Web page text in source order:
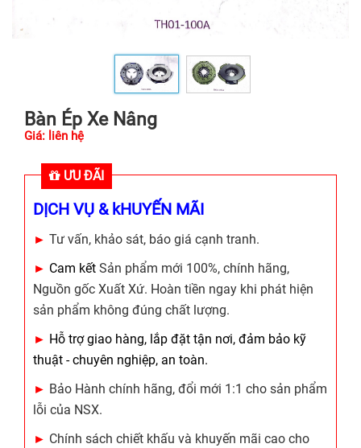
Bàn Ép Xe Nâng
Giá: liên hệ
ƯU ĐÃI
DỊCH VỤ & kHUYẾN MÃI
► Tư vấn, khảo sát, báo giá cạnh tranh.
► Cam kết Sản phẩm mới 100%, chính hãng,
Nguồn gốc Xuất Xứ. Hoàn tiền ngay khi phát hiện
sản phẩm không đúng chất lượng.
► Hỗ trợ giao hàng, lắp đặt tận nơi, đảm bảo kỹ
thuật - chuyên nghiệp, an toàn.
► Bảo Hành chính hãng, đổi mới 1:1 cho sản phẩm
lỗi của NSX.
► Chính sách chiết khấu và khuyến mãi cao cho